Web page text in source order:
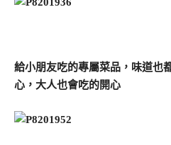
給小朋友吃的專屬菜品，味道也
心，大人也會吃的開心